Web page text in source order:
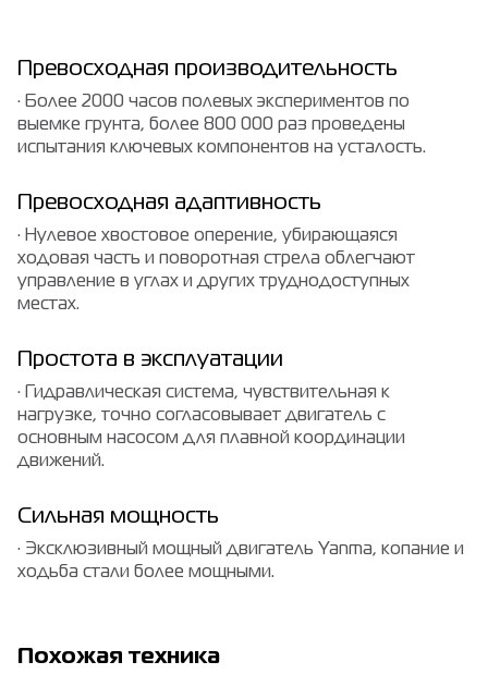
Превосходная производительность
· Более 2000 часов полевых экспериментов по
выемке грунта, более 800 000 раз проведены
испытания ключевых компонентов на усталость.
Превосходная адаптивность
· Нулевое хвостовое оперение, убирающаяся
ходовая часть и поворотная стрела облегчают
управление в углах и других труднодоступных
местах.
Простота в эксплуатации
· Гидравлическая система, чувствительная к
нагрузке, точно согласовывает двигатель с
основным насосом для плавной координации
движений.
Сильная мощность
· Эксклюзивный мощный двигатель Yanma, копание и
ходьба стали более мощными.
Похожая техника